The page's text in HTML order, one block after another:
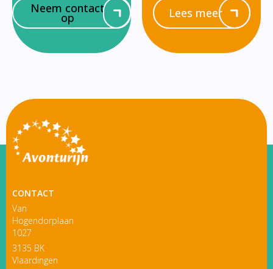
Neem contact
op Lees meer
CONTACT
Van
Hogendorplaan
1027
3135 BK
Vlaardingen